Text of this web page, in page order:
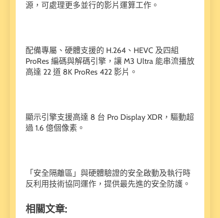
源，可處理更多並行的影片運算工作。
配備專屬、硬體支援的 H.264、HEVC 及四組
ProRes 編碼與解碼引擎，讓 M3 Ultra 能串流播放
高達 22 道 8K ProRes 422 影片。
顯示引擎支援高達 8 台 Pro Display XDR，驅動超
過 1.6 億個像素。
「安全隔離區」與硬體驗證的安全啟動及執行時
反利用技術協同運作，提供最先進的安全防護。
相關文章: